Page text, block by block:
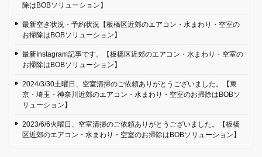
除はBOBソリューション】
最新空き状況・予約状況【板橋区近郊のエアコン・水まわり・空室の
お掃除はBOBソリューション】
最新Instagram記事です。【板橋区近郊のエアコン・水まわり・空室の
お掃除はBOBソリューション】
2024/3/30土曜日、空室清掃のご依頼ありがとうございました。【東
京・埼玉・神奈川近郊のエアコン・水まわり・空室のお掃除はBOBソ
リューション】
2023/6/6火曜日、空室清掃のご依頼ありがとうございました。【板橋
区近郊のエアコン・水まわり・空室のお掃除はBOBソリューション】